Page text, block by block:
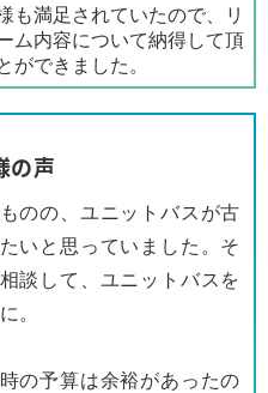
も満足されていたので、リ
ム内容について納得して頂
ができました。
の声
のの、ユニットバスが古
いと思っていました。そ
談して、ユニットバスを
。
の予算は余裕があったの